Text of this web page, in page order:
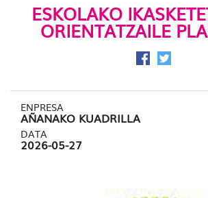
ESKOLAKO
ORIENTATZAILE
Facebook-en
Twitter-
ENPRESA
AÑANAKO KUADRILLA
DATA
2026-05-27